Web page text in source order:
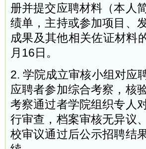
册并提交应聘材料（本人
绩单，主持或参加项目、
成果及其他相关佐证材料
月16日。
2. 学院成立审核小组对应
应聘者参加综合考察，核
考察通过者学院组织专人
行审查，档案审核无异议
校审议通过后公示招聘结